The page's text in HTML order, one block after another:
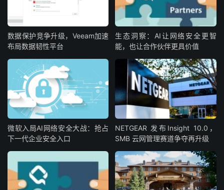
数据保护竞争升级，Veeam加速
布局数据韧性平台
生态洞察：AI让网络安全更智
能，也让合作伙伴更具价值
微软入局AI网络安全大战：抢占
下一代企业安全入口
NETGEAR 发布Insight 10.0，
SMB 云网管理赛道争夺再升级